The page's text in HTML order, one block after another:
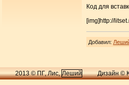
Код для
[img]http://
Добавил:
2013 © ПГ, Лис,Леший Дизайн ©